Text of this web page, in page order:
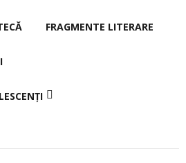
FRAGMENTE LITERARE